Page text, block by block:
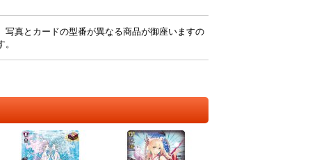
真とカードの型番が異なる商品が御座いますの